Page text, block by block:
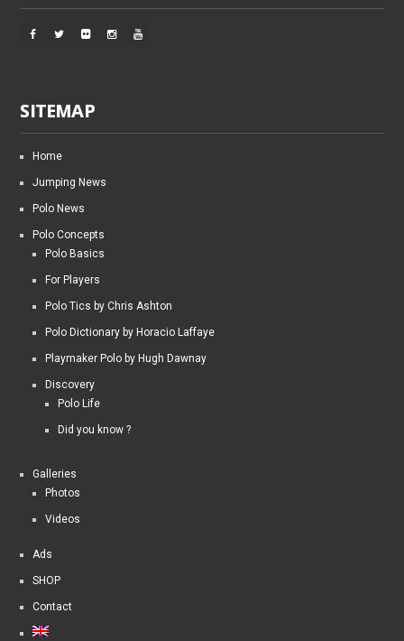
SITEMAP
Home
Jumping News
Polo News
Polo Concepts
Polo Basics
For Players
Polo Tics by Chris Ashton
Polo Dictionary by Horacio Laffaye
Playmaker Polo by Hugh Dawnay
Discovery
Polo Life
Did you know ?
Galleries
Photos
Videos
Ads
SHOP
Contact